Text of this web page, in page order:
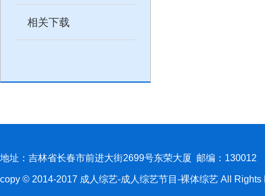
相关下载
地址：吉林省长春市前进大街2699号东荣大厦 邮编：130012
copy © 2014-2017 成人综艺-成人综艺节目-裸体综艺 All Rights